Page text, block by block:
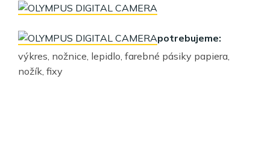
potrebujeme:
výkres, nožnice, lepidlo, farebné pásiky papiera,
nožík, fixy